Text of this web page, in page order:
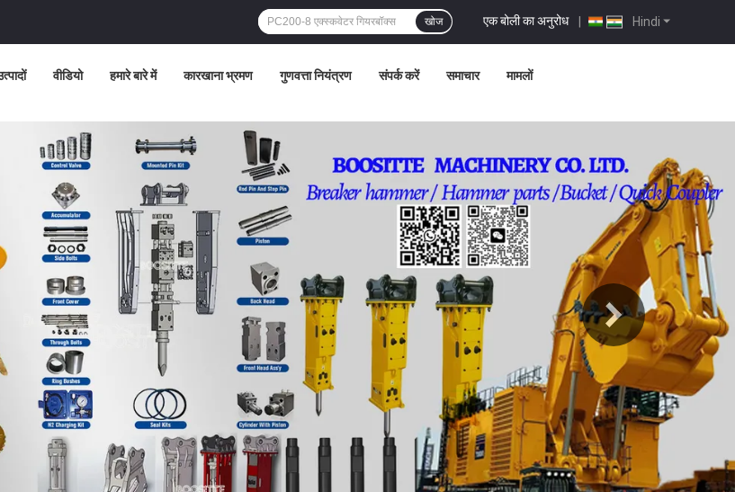
Hindi
एक बोली का अनुरोध |
खोज
वीडियो हमारे बारे में कारखाना भ्रमण गुणवत्ता नियंत्रण संपर्क करें समाचार मामलों